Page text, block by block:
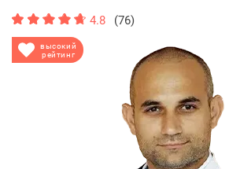
высокий
рейтинг
4.8 (76)